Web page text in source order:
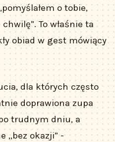
o tobie,
To właśnie ta
obiad w gest mówiący
dla których często
doprawiona zupa
trudnym dniu, a
„bez okazji” -